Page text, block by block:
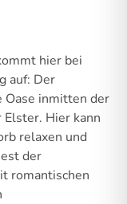
hier bei
auf: Der
Oase inmitten der
Hier kann
relaxen und
der
romantischen